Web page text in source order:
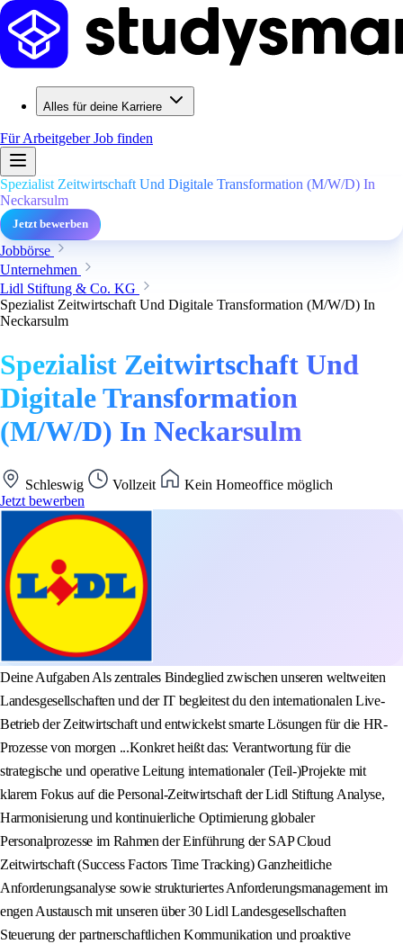
Alles für deine Karriere
Für ArbeitgeberJob finden
Spezialist Zeitwirtschaft Und Digitale Transformation (M/W/D) In
Neckarsulm
Jetzt bewerben
Jobbörse
Unternehmen
Lidl Stiftung & Co. KG
Spezialist Zeitwirtschaft Und Digitale Transformation (M/W/D) In
Neckarsulm
Spezialist Zeitwirtschaft Und
Digitale Transformation
(M/W/D) In Neckarsulm
Schleswig Vollzeit
Kein Homeoffice möglich
Jetzt bewerben
Deine Aufgaben Als zentrales Bindeglied zwischen unseren weltweiten
Landesgesellschaften und der IT begleitest du den internationalen Live-
Betrieb der Zeitwirtschaft und entwickelst smarte Lösungen für die HR-
Prozesse von morgen ...Konkret heißt das: Verantwortung für die
strategische und operative Leitung internationaler (Teil-)Projekte mit
klarem Fokus auf die Personal-Zeitwirtschaft der Lidl Stiftung Analyse,
Harmonisierung und kontinuierliche Optimierung globaler
Personalprozesse im Rahmen der Einführung der SAP Cloud
Zeitwirtschaft (Success Factors Time Tracking) Ganzheitliche
Anforderungsanalyse sowie strukturiertes Anforderungsmanagement im
engen Austausch mit unseren über 30 Lidl Landesgesellschaften
Steuerung der partnerschaftlichen Kommunikation und proaktive